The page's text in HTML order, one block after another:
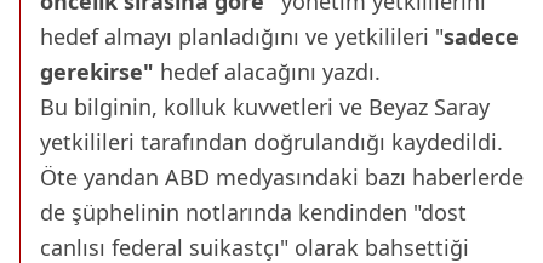
hedef almayı planladığını ve yetkilileri "sadece
gerekirse" hedef alacağını yazdı.
Bu bilginin, kolluk kuvvetleri ve Beyaz Saray
yetkilileri tarafından doğrulandığı kaydedildi.
Öte yandan ABD medyasındaki bazı haberlerde
de şüphelinin notlarında kendinden "dost
canlısı federal suikastçı" olarak bahsettiği